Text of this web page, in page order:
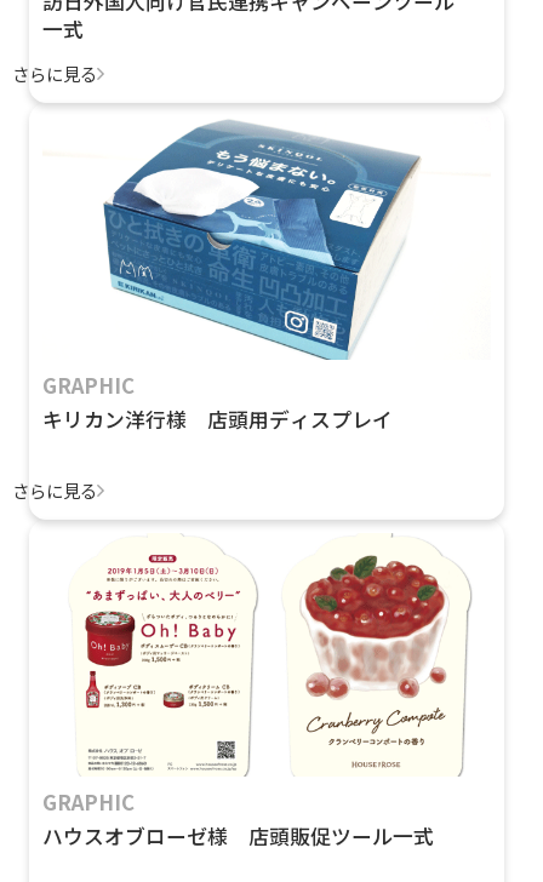
一式
さらに見る
GRAPHIC
キリカン洋行様 店頭用ディスプレイ
さらに見る
GRAPHIC
ハウスオブローゼ様 店頭販促ツール一式